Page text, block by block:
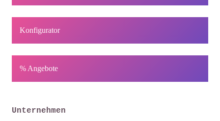
Konfigurator
% Angebote
Unternehmen